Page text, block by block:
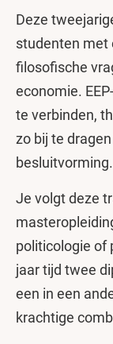
Deze
studenten met
filosofische
economie.
te verbinden,
zo bij te
besluitvorming.
Je volgt deze
politicologie of
jaar tijd twee
een in een
krachtige